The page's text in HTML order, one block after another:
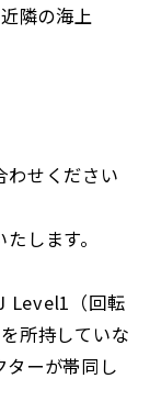
隣の海上
わせください
します。
Level1（回転
所持していな
ターが帯同し